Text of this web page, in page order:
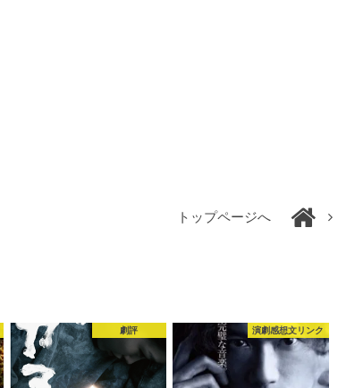
トップページへ
劇評 演劇感想文リンク